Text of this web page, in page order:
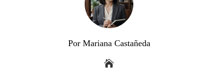
Por Mariana Castañeda